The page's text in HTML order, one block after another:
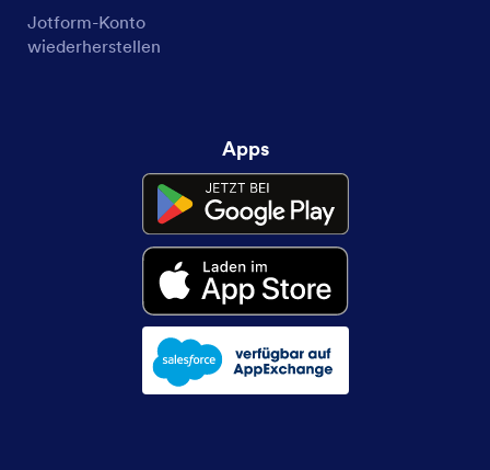
Jotform-Konto
wiederherstellen
Apps